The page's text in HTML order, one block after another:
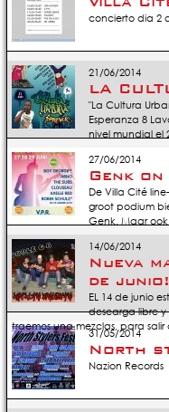
concierto dia 2
21/06/2014
LA
"La Cultura
Esperanza 8
nivel mundial el
27/06/2014
Genk
De Villa Cité
groot podium
Genk. Maar
14/06/2014
Nueva
de junio!
EL 14 de junio
descarga libre
traemos una mezclas, para
31/05/2014
North
Nazion Records